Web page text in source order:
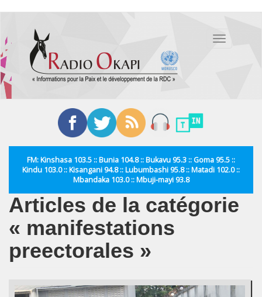
contenu
principal
Toggle
FM: Kinshasa 103.5 :: Bunia 104.8 :: Bukavu 95.3 :: Goma 95.5 ::
Kindu 103.0 :: Kisangani 94.8 :: Lubumbashi 95.8 :: Matadi 102.0 ::
Mbandaka 103.0 :: Mbuji-mayi 93.8
Articles de la catégorie
« manifestations
preectorales »